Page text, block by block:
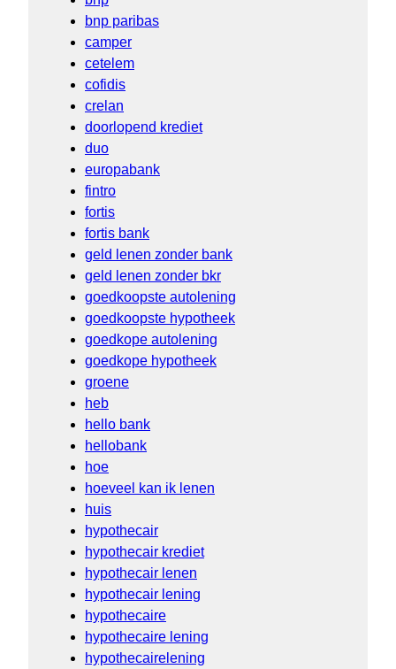
bnp paribas
camper
cetelem
cofidis
crelan
doorlopend krediet
duo
europabank
fintro
fortis
fortis bank
geld lenen zonder bank
geld lenen zonder bkr
goedkoopste autolening
goedkoopste hypotheek
goedkope autolening
goedkope hypotheek
groene
heb
hello bank
hellobank
hoe
hoeveel kan ik lenen
huis
hypothecair
hypothecair krediet
hypothecair lenen
hypothecair lening
hypothecaire
hypothecaire lening
hypothecairelening